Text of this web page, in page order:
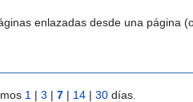
enlazadas desde una
1 | 3 | 7 | 14 | 30 días.